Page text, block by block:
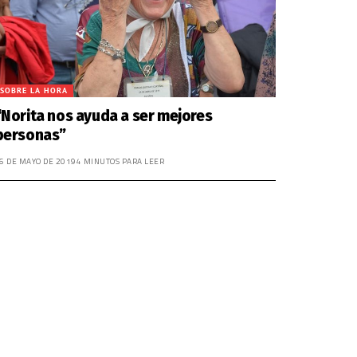
el
volumen.
SOBRE LA HORA
nos ayuda a ser mejores
DE MAYO DE 20194 MINUTOS PARA LEER